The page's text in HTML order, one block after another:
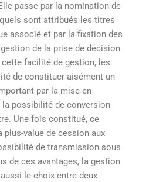
passe par la nomination de
sont attribués les titres
associé et par la fixation des
de la prise de décision
facilité de gestion, les
de constituer aisément un
par la mise en
possibilité de conversion
Une fois constitué, ce
plus-value de cession aux
de transmission sous
de ces avantages, la gestion
le choix entre deux